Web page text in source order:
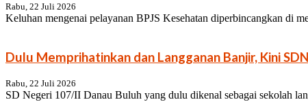
Rabu, 22 Juli 2026
Keluhan mengenai pelayanan BPJS Kesehatan diperbincangkan di
Dulu Memprihatinkan dan Langganan Banjir, Kini
Rabu, 22 Juli 2026
SD Negeri 107/II Danau Buluh yang dulu dikenal sebagai sekolah